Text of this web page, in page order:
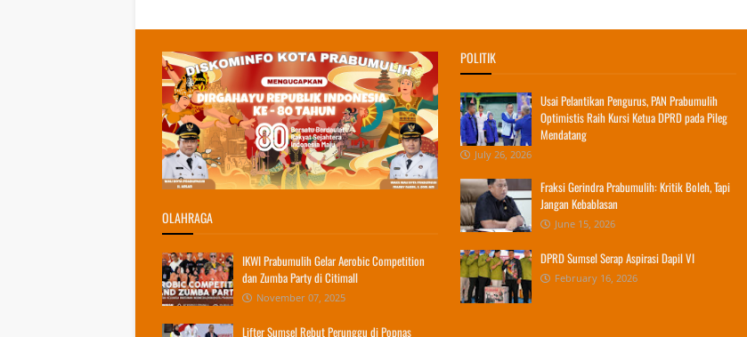
OLAHRAGA
IKWI Prabumulih Gelar Aerobic Competition
dan Zumba Party di Citimall
November 07, 2025
Lifter Sumsel Rebut Perunggu di Popnas
POLITIK
Usai Pelantikan Pengurus, PAN Prabumulih
Optimistis Raih Kursi Ketua DPRD pada Pileg
Mendatang
July 26, 2026
Fraksi Gerindra Prabumulih: Kritik Boleh, Tapi
Jangan Kebablasan
June 15, 2026
DPRD Sumsel Serap Aspirasi Dapil VI
February 16, 2026